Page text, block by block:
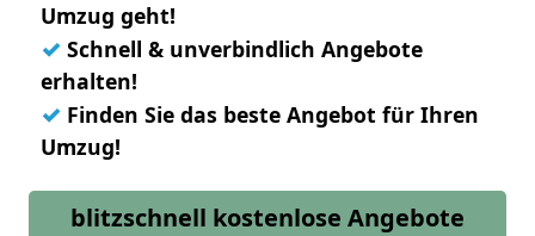
Umzug geht!
✓ Schnell & unverbindlich Angebote
erhalten!
✓ Finden Sie das beste Angebot für Ihren
Umzug!
blitzschnell kostenlose Angebote